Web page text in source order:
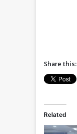
Share this:
Related